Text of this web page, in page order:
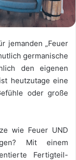
jemanden „Feuer
germanische
den eigenen
heutzutage eine
oder große
wie Feuer UND
Mit einem
Fertigteil-